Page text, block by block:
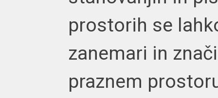
prostorih se
zanemari in
praznem